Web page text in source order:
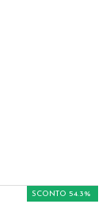
SCONTO 54.3%